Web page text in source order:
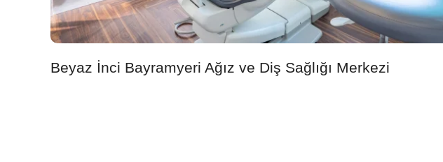
Beyaz İnci Bayramyeri Ağız ve Diş Sağlığı Merkezi